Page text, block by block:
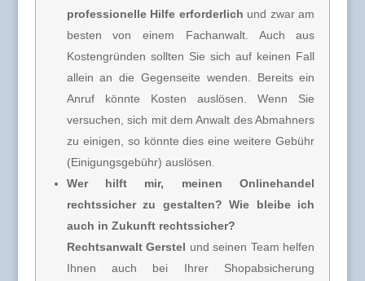
professionelle Hilfe erforderlich und zwar am
besten von einem Fachanwalt. Auch aus
Kostengründen sollten Sie sich auf keinen Fall
allein an die Gegenseite wenden. Bereits ein
Anruf könnte Kosten auslösen. Wenn Sie
versuchen, sich mit dem Anwalt des Abmahners
zu einigen, so könnte dies eine weitere Gebühr
(Einigungsgebühr) auslösen.
Wer hilft mir, meinen Onlinehandel
rechtssicher zu gestalten? Wie bleibe ich
auch in Zukunft rechtssicher?
Rechtsanwalt Gerstel und seinen Team helfen
Ihnen auch bei Ihrer Shopabsicherung